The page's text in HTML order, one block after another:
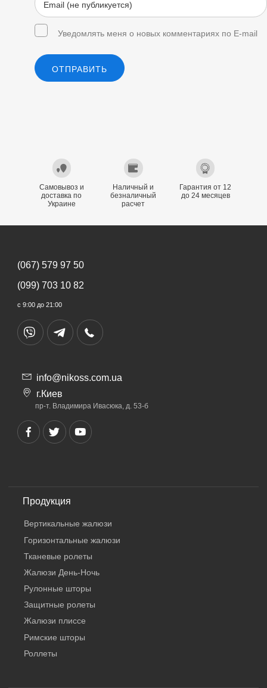
Уведомлять меня о новых комментариях по E-mail
ОТПРАВИТЬ
Самовывоз и
доставка по
Украине
Наличный и
безналичный
расчет
Гарантия от 12
до 24 месяцев
(067) 579 97 50
(099) 703 10 82
с 9:00 до 21:00
info@nikoss.com.ua
г.Киев
пр-т. Владимира Ивасюка, д. 53-б
Продукция
Вертикальные жалюзи
Горизонтальные жалюзи
Тканевые ролеты
Жалюзи День-Ночь
Рулонные шторы
Защитные ролеты
Жалюзи плиссе
Римские шторы
Роллеты